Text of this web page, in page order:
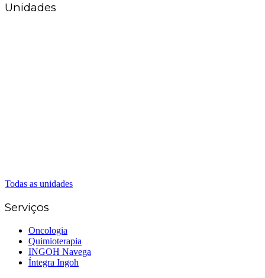
Unidades
Todas as unidades
Serviços
Oncologia
Quimioterapia
INGOH Navega
Íntegra Ingoh